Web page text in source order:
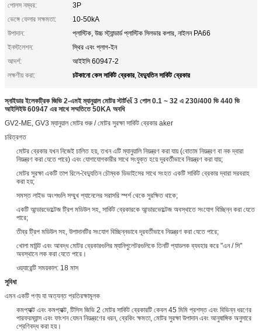
পোলস নম্বর:
3P
ভেঙ্গে ফেলার সক্ষমতা:
10-50kA
উপাদান:
প্লাস্টিক, উচ্চ স্ট্যান্ডার্ড প্লাস্টিক সিলভার কপার, নাইলন PA66
ইনস্টলেশন:
স্থির এবং প্লাগ-ইন
আদর্শ:
আইইসি 60947-2
লক্ষণীয় করা:
চটকানো কেস সার্কিট ব্রেকার,বৈদ্যুতিন সার্কিট ব্রেকার
স্নাইডার ইলেকট্রিক জিভি 2-এমই ম্যানুয়াল মোটর স্টার্টર્સ 3 পোল 0.1 ~ 32 এ 230/400 ভি 440 ভি
আইসিইউ 60947 এর সাথে সম্মতিতে 50KA অবধি
GV2-ME, GV3 ম্যানুয়াল মোটর শুরু / মোটর সুরক্ষা সার্কিট ব্রেকার aker
চরিত্রগত
মোটর ব্রেকার যখন নিজেই চালিত হয়, তখন এটি ম্যানুয়ালি নিয়ন্ত্রণ করা যায় (বোতাম নিয়ন্ত্রণ বা নক দ্বারা
নিয়ন্ত্রণ করা যেতে পারে) এবং যোগাযোগকারীর সাথে সংযুক্ত হয়ে দূরবর্তীভাবে নিয়ন্ত্রণ করা যায়;
মোটর সুরক্ষা একটি তাপ রিলে-বৈদ্যুতিন চৌম্বক ডিভাইসের সাথে সংহত একটি সার্কিট ব্রেকার দ্বারা সরবরাহ
করা হয়;
সমস্ত লাইভ অংশগুলি সম্মুখ প্যানেলের সরাসরি স্পর্শ থেকে সুরক্ষিত থাকে;
একটি আন্ডারভোল্টেজ ট্রিপ মডিউল সহ, সার্কিট ব্রেকারকে আন্ডারভোল্টেজ অবস্থাতে সংযোগ বিচ্ছিন্ন করা যেতে
পারে;
তীব্র ট্রিপ মডিউল সহ, উপাদানটির সংযোগ বিচ্ছিন্নভাবে দূরবর্তীভাবে নিয়ন্ত্রণ করা যেতে পারে;
খোলা মাউন্ট এবং আবদ্ধ মোটর ব্রেকারগুলির ম্যানিপুলেটরগুলিকে তিনটি প্যাডলক ব্যবহার করে "এন / সি"
অবস্থানে লক করা যেতে পারে।
ওয়্যারেন্টি সময়কাল: 18 মাস
সুবিধা
এমন একটি পণ্য যা অত্যন্ত প্রতিরক্ষামূলক
কমপ্যাক্ট এবং কমপ্যাক্ট, টিসিস জিভি 2 মোটর সার্কিট ব্রেকারটি কেবল 45 মিমি প্রশস্ত এবং বিভিন্ন ধরণের
পারফরম্যান্স এবং ফাংশন যেমন নিয়ন্ত্রণের ধরন, ব্রেকিং ক্ষমতা, মোটর সুরক্ষা উপাদান এবং আনুষাঙ্গিক অনুসারে
শ্রেণিবদ্ধ করা হয়।